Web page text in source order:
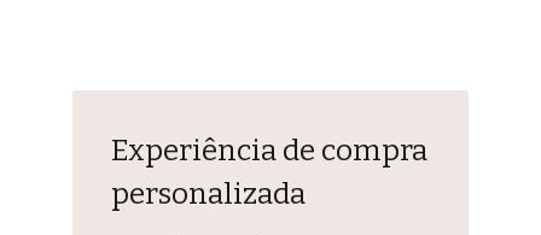
Experiência de compra
personalizada